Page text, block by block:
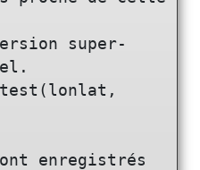
super-
enregistrés